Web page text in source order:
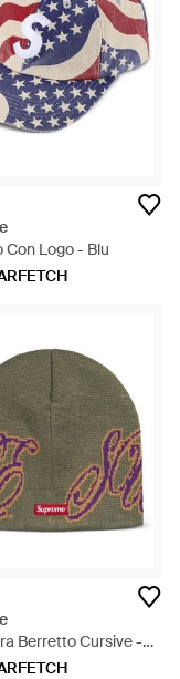
Con Logo - Blu
Berretto Cursive -